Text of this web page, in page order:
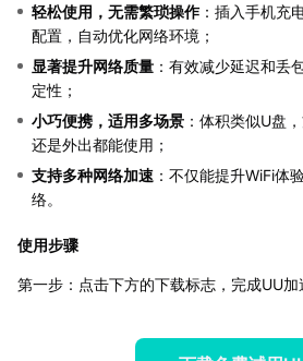
轻松使用，无需繁琐操作：插入手机充
配置，自动优化网络环境；
显著提升网络质量 ：有效减少延迟和丢
定性；
小巧便携，适用多场景 ：体积类似U盘
还是外出都能使用；
支持多种网络加速 ：不仅能提升WiFi体
络。
使用步骤
第一步：点击下方的下载标志，完成UU加